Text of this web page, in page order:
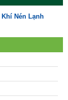
Khí Nén Lạnh
Khí Nén Lạnh